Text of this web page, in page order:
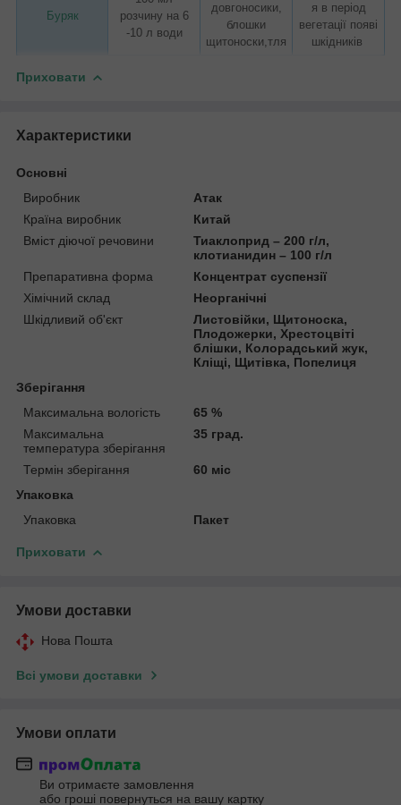
Буряк
розчину на 6
-10 л води
довгоносики,
блошки
щитоноски,тля
я в період
вегетації появі
шкідників
Приховати
Характеристики
Основні
Виробник
Атак
Країна виробник
Китай
Вміст діючої речовини
Тиаклоприд – 200 г/л,
клотианидин – 100 г/л
Препаративна форма
Концентрат суспензії
Хімічний склад
Неорганічні
Шкідливий об'єкт
Листовійки, Щитоноска,
Плодожерки, Хрестоцвіті
блішки, Колорадський жук,
Кліщі, Щитівка, Попелиця
Зберігання
Максимальна вологість
65 %
Максимальна
температура зберігання
35 град.
Термін зберігання
60 міс
Упаковка
Упаковка
Пакет
Приховати
Умови доставки
Нова Пошта
Всі умови доставки
Умови оплати
Ви отримаєте замовлення
або гроші повернуться на вашу картку